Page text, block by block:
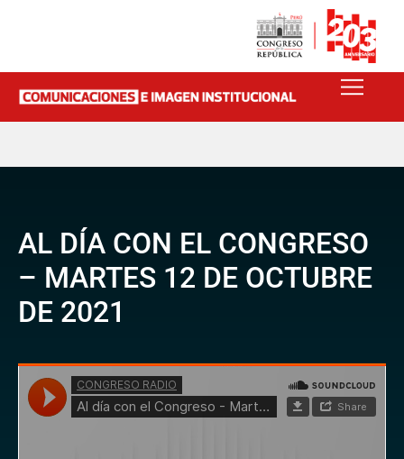
AL DÍA CON EL CONGRESO
– MARTES 12 DE OCTUBRE
DE 2021